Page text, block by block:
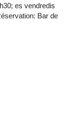
es vendredis
Bar de